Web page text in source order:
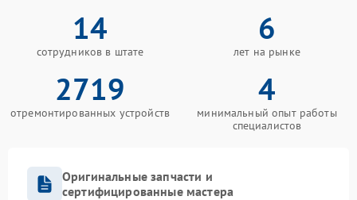
14
сотрудников в штате
6
лет на рынке
2719
отремонтированных устройств
4
минимальный опыт работы
специалистов
Оригинальные запчасти и
сертифицированные мастера